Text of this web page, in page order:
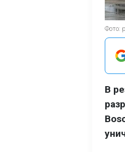
Фото:
В